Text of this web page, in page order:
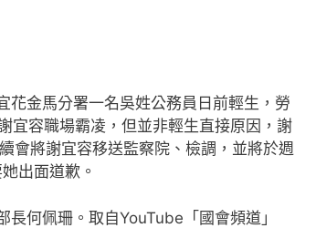
花金馬分署一名吳姓公務員日前輕生，勞
宜容職場霸凌，但並非輕生直接原因，謝
會將謝宜容移送監察院、檢調，並將於週
出面道歉。
何佩珊。取自YouTube「國會頻道」